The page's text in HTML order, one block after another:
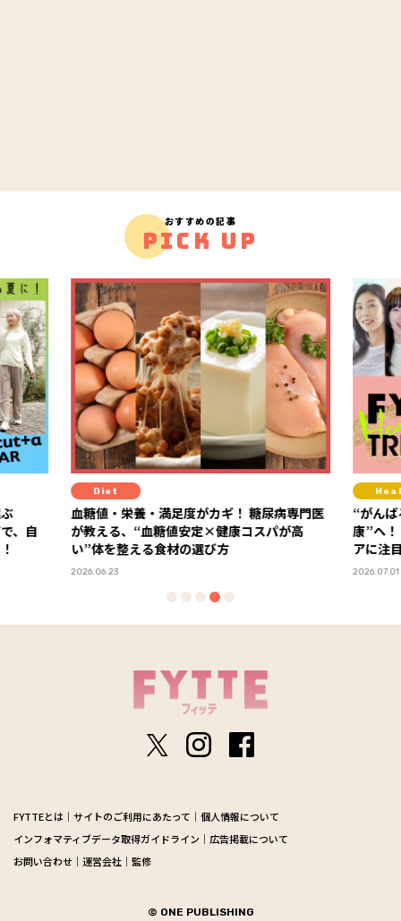
おすすめの記事
PICK UP
度がカギ！ 糖尿病専門医
安定×健康コスパが高
選び方
“がんばる健康”から“心地よく整える
康”へ！ 2026年下半期は運動・休養・
アに注目
FYTTEとは サイトのご利用にあたって
個人情報について
インフォマティブデータ取得ガイドライン
広告掲載について
お問い合わせ
運営会社 監修
© ONE PUBLISHING